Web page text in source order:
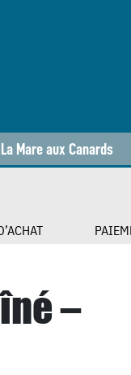
Mare aux Canards
–